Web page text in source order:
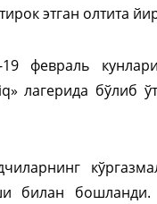
этган олтита
февраль
лагерида бўлиб
билан бошланди.